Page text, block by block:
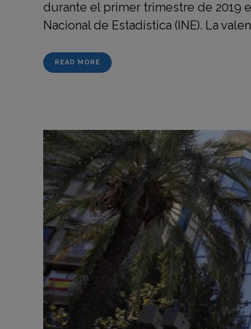
durante el primer trimestre de 2019
Nacional de Estadística (INE). La
READ MORE